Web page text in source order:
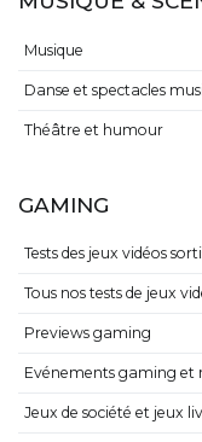
Musique
Danse et spectacles
Théâtre et humour
GAMING
Tests des jeux vidéos
Tous nos tests de jeux
Previews gaming
Evénements gaming et
Jeux de société et jeux